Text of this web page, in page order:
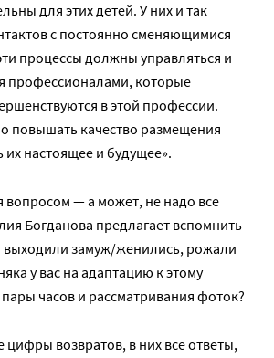
для этих детей. У них и так
с постоянно сменяющимися
процессы должны управляться и
профессионалами, которые
в этой профессии.
повышать качество размещения
их настоящее и будущее».
вопросом — а может, не надо все
Богданова предлагает вспомнить
выходили замуж/женились, рожали
у вас на адаптацию к этому
часов и рассматривания фоток?
цифры возвратов, в них все ответы,